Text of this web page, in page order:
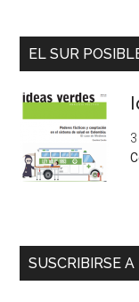
EL SUR
SUSCRIBIRSE